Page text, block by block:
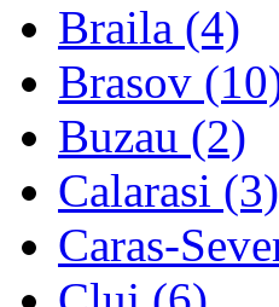
Braila (4)
Brasov
Buzau (2)
Calarasi (3)
Caras-